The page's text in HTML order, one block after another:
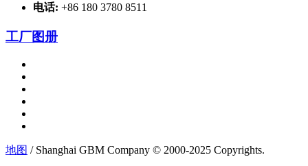
电话: +86 180 3780 8511
工厂图册
地图 / Shanghai GBM Company © 2000-2025 Copyrights.